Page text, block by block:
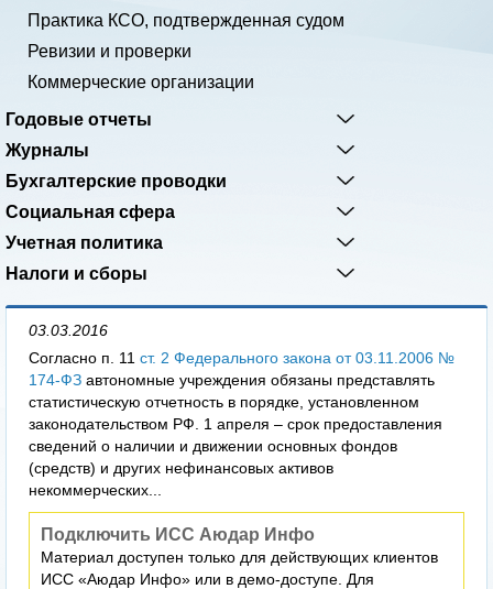
Практика КСО, подтвержденная судом
Ревизии и проверки
Коммерческие организации
Годовые отчеты
Журналы
Бухгалтерские проводки
Социальная сфера
Учетная политика
Налоги и сборы
03.03.2016
Согласно п. 11 ст. 2 Федерального закона от 03.11.2006 №
174-ФЗ автономные учреждения обязаны представлять
статистическую отчетность в порядке, установленном
законодательством РФ. 1 апреля – срок предоставления
сведений о наличии и движении основных фондов
(средств) и других нефинансовых активов
некоммерческих...
Подключить ИСС Аюдар Инфо
Материал доступен только для действующих клиентов
ИСС «Аюдар Инфо» или в демо-доступе. Для